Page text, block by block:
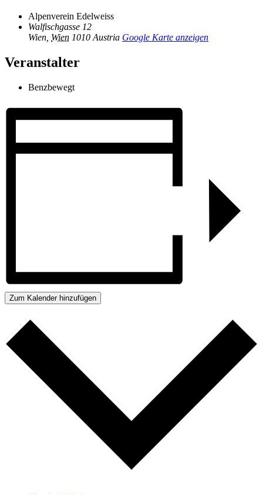
Alpenverein Edelweiss
Walfischgasse 12
Wien Wien 1010 Austria Google Karte anzeigen
Veranstalter
Benzbewegt
Zum Kalender hinzufügen